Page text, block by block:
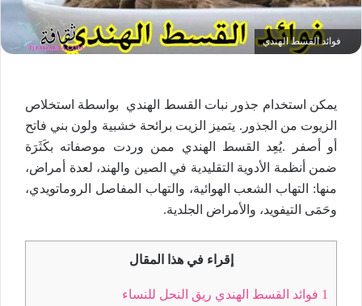
فوائد القسط الهندي
يمكن استخدام جذور نبات القسط الهندي بواسطة استخلاص
الزيوت من الجذور. يتميز الزيت برائحة خشبية ولون بني فاتح
أو أصفر .يُعِد القسط الهندي ممن وردت موصفاته بكَثَرَة
ضمن أنظمة الأدوية التقليدية في الصين والهند، لعدة أمراض،
منها: التهاب الشعب الهوائية، والتهاب المفاصل الروماتويدي،
وحَمَى التيفويد، والأمراض الجلدية.
إقراء في هذا المقال
1 فوائد القسط الهندي ريق النحل للنساء